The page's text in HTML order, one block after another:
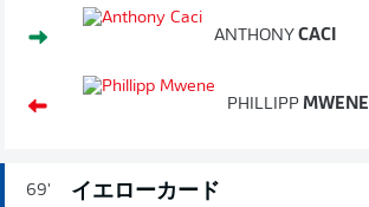
ANTHONY CACI
PHILLIPP MWENE
69' イエローカード